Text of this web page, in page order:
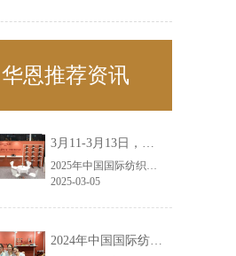
华恩推荐资讯
3月11-3月13日，华恩诚邀您共赴上海面辅料春夏展——华恩
2025年中国国际纺织面料及辅料（春夏）博览会即将盛大开启！感谢您对华恩品牌的关注！3.11-3.13，杭州华恩（LEMONLEE）诚邀您共赴这场春日的宴会！
2025-03-05
2024年中国国际纺织面料及辅料（秋冬）博览会完美收官！——华恩